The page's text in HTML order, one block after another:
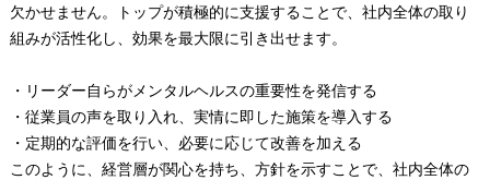
欠かせません。トップが積極的に支援することで、社内全体の取り
組みが活性化し、効果を最大限に引き出せます。
・リーダー自らがメンタルヘルスの重要性を発信する
・従業員の声を取り入れ、実情に即した施策を導入する
・定期的な評価を行い、必要に応じて改善を加える
このように、経営層が関心を持ち、方針を示すことで、社内全体の